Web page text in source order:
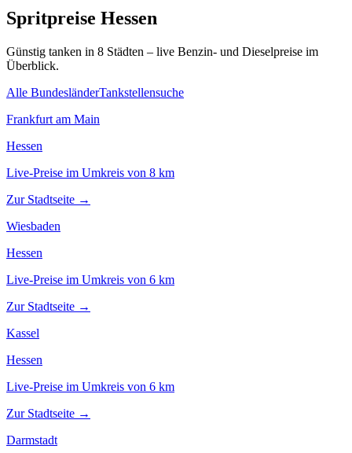
Spritpreise Hessen
Günstig tanken in 8 Städten – live Benzin- und Dieselpreise im
Überblick.
Alle BundesländerTankstellensuche
Frankfurt am Main
Hessen
Live-Preise im Umkreis von 8 km
Zur Stadtseite →
Wiesbaden
Hessen
Live-Preise im Umkreis von 6 km
Zur Stadtseite →
Kassel
Hessen
Live-Preise im Umkreis von 6 km
Zur Stadtseite →
Darmstadt